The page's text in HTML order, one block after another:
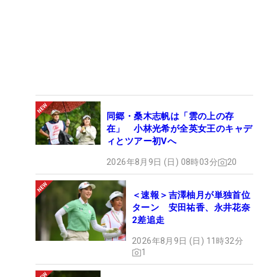
同郷・桑木志帆は「雲の上の存
在」 小林光希が全英女王のキャデ
ィとツアー初Vへ
2026年8月9日 (日) 08時03分 20
＜速報＞吉澤柚月が単独首位
ターン 安田祐香、永井花奈
2差追走
2026年8月9日 (日) 11時32分
1